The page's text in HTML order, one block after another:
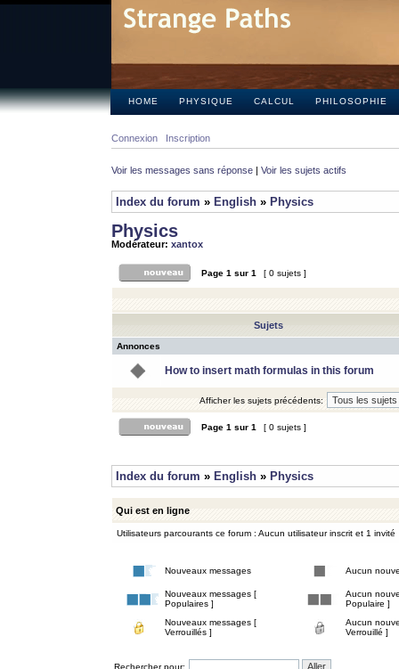
HOME PHYSIQUE CALCUL PHILOSOPHIE
Connexion Inscription
Voir les messages sans réponse | Voir les sujets actifs
Index du forum » English » Physics
Physics
Modérateur: xantox
Page 1 sur 1 [ 0 sujets ]
Sujets
Annonces
How to insert math formulas in this forum
Afficher les sujets précédents:
Page 1 sur 1 [ 0 sujets ]
Index du forum » English » Physics
Qui est en ligne
Utilisateurs parcourants ce forum : Aucun utilisateur inscrit et 1 invité
Nouveaux messages Aucun
Nouveaux messages [
Populaires ]
Aucun
Populaire ]
Nouveaux messages [
Verrouillés ]
Aucun
Verrouillé ]
Rechercher pour: